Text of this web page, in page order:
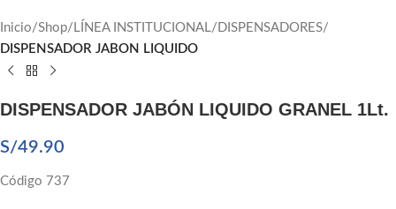
Inicio Shop LÍNEA INSTITUCIONAL
DISPENSADORES
DISPENSADOR JABON LIQUIDO
DISPENSADOR JABÓN LIQUIDO GRANEL 1Lt.
S/49.90
Código 737